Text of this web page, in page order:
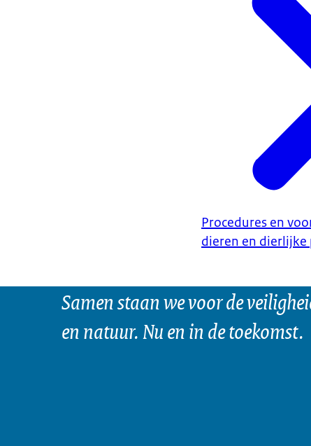
Procedures en
dieren en dierlijke
Samen staan we voor de
en natuur. Nu en in de toekomst.